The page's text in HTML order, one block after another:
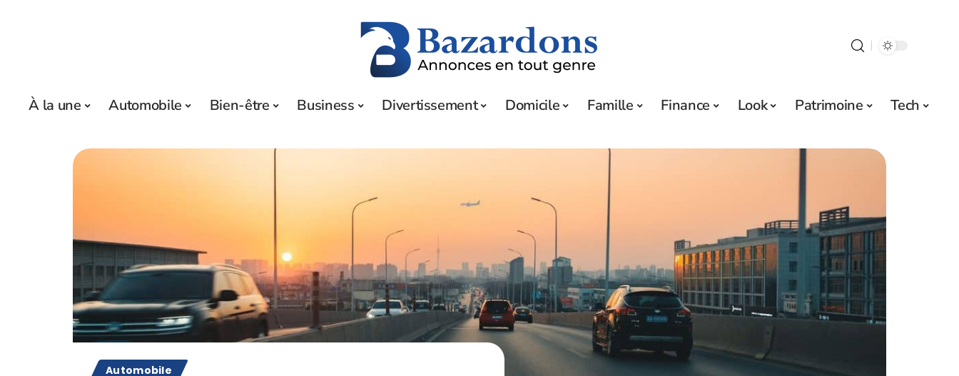
À la une Automobile Bien-être Business Divertissement Domicile Famille Finance Look Patrimoine Tech
Automobile